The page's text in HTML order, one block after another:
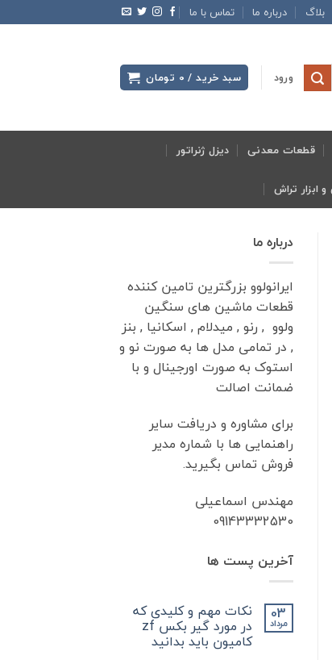
بلاگ درباره ما تماس با ما
ورود سبد خرید / 0 تومان
قطعات معدنی دیزل ژنراتور
درباره ما
ایرانولوو بزرگترین تامین کننده
قطعات ماشین های سنگین
ولوو , رنو , میدلام , اسکانیا , بنز
, در تمامی مدل ها به صورت نو و
استوک به صورت اورجینال و با
ضمانت اصالت
برای مشاوره و دریافت سایر
راهنمایی ها با شماره مدیر
فروش تماس بگیرید.
مهندس اسماعیلی
09143332530
آخرین پست ها
03
مرداد
نکات مهم و کلیدی که
در مورد گیر بکس zf
کامیون باید بدانید